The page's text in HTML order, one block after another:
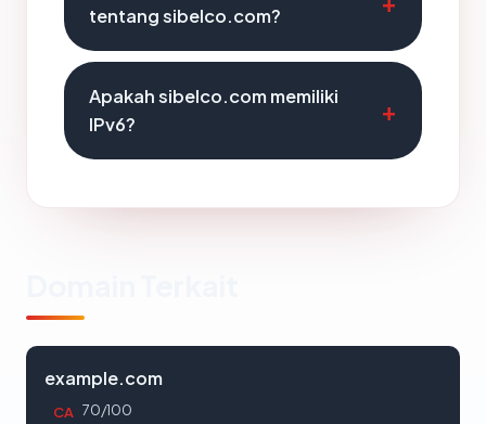
tentang sibelco.com?
Apakah sibelco.com memiliki
IPv6?
example.com
CA 70/100